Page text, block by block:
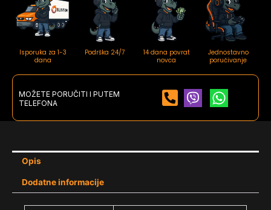
Isporuka za 1-3
dana
Podrška 24/7
14 dana povrat
novca
Jednostavno
poručivanje
MOŽETE PORUČITI I PUTEM
TELEFONA
Opis
Dodatne informacije